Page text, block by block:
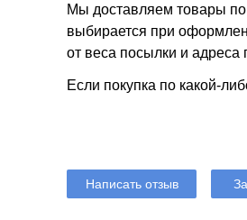
Мы доставляем товары
выбирается при
от веса посылки и адреса
Если покупка по какой-
Написать отзыв